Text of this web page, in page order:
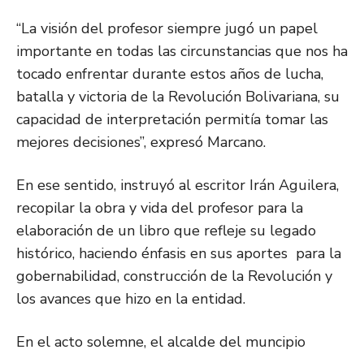
“La visión del profesor siempre jugó un papel
importante en todas las circunstancias que nos ha
tocado enfrentar durante estos años de lucha,
batalla y victoria de la Revolución Bolivariana, su
capacidad de interpretación permitía tomar las
mejores decisiones”, expresó Marcano.
En ese sentido, instruyó al escritor Irán Aguilera,
recopilar la obra y vida del profesor para la
elaboración de un libro que refleje su legado
histórico, haciendo énfasis en sus aportes para la
gobernabilidad, construcción de la Revolución y
los avances que hizo en la entidad.
En el acto solemne, el alcalde del muncipio